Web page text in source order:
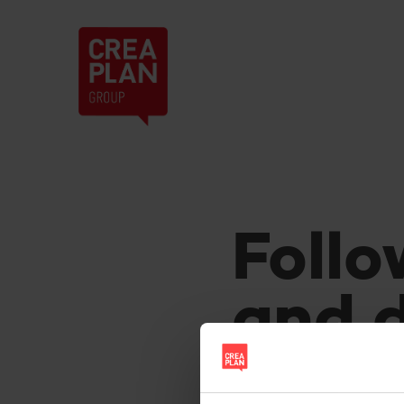
Creaplan
nv
and